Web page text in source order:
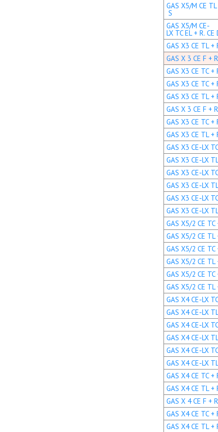
GAS X5/M CE
S
GAS X5/M CE-
LX TC EL + R.
GAS X3 CE TL +
GAS X 3 CE F +
GAS X3 CE TC +
GAS X3 CE TC +
GAS X3 CE TL +
GAS X 3 CE F +
GAS X3 CE TC +
GAS X3 CE TL +
GAS X3 CE-LX
GAS X3 CE-LX
GAS X3 CE-LX
GAS X3 CE-LX
GAS X3 CE-LX
GAS X3 CE-LX
GAS X5/2 CE TC
GAS X5/2 CE TL
GAS X5/2 CE
GAS X5/2 CE TL
GAS X5/2 CE
GAS X5/2 CE TL
GAS X4 CE-LX
GAS X4 CE-LX
GAS X4 CE-LX
GAS X4 CE-LX
GAS X4 CE-LX
GAS X4 CE-LX
GAS X4 CE TC +
GAS X4 CE TL +
GAS X 4 CE F +
GAS X4 CE TC +
GAS X4 CE TL +